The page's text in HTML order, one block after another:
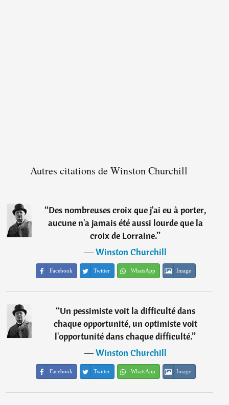
Autres citations de Winston Churchill
“Des nombreuses croix que j'ai eu à porter,
aucune n'a jamais été aussi lourde que la
croix de Lorraine.”
―Winston Churchill
Facebook Twitter WhatsApp Image
“Un pessimiste voit la difficulté dans
chaque opportunité, un optimiste voit
l'opportunité dans chaque difficulté.”
―Winston Churchill
Facebook Twitter WhatsApp Image